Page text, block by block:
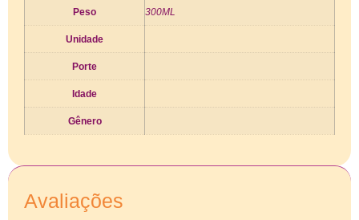
Peso 300ML
Unidade
Porte
Idade
Gênero
Avaliações